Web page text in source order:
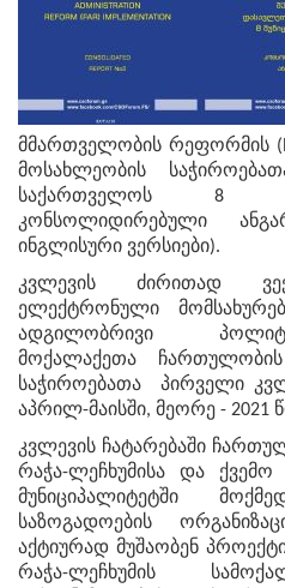
მმართველობის რეფორმის
მოსახლეობის
საქართველოს 8
კონსოლიდირებული
ინგლისური ვერსიები).
კვლევის ძირითად
ელექტრონული
ადგილობრივი
მოქალაქეთა
საჭიროებათა პირველი
აპრილ-მაისში, მეორე - 2021
კვლევის ჩატარებაში
რაჭა-ლეჩხუმისა და ქვემო
მუნიციპალიტეტში
საზოგადოების
აქტიურად მუშაობენ
რაჭა-ლეჩხუმის